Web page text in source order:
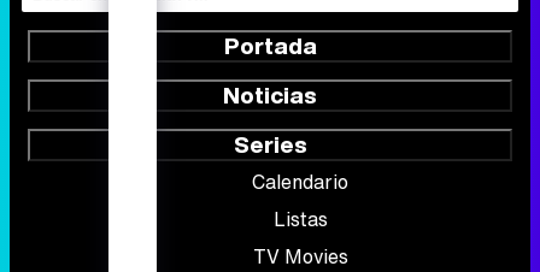
Portada
Noticias
Series
Calendario
Listas
TV Movies